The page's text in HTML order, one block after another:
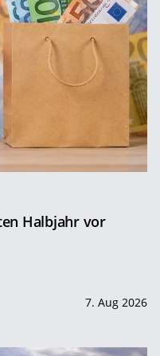
Halbjahr vor
7. Aug 2026